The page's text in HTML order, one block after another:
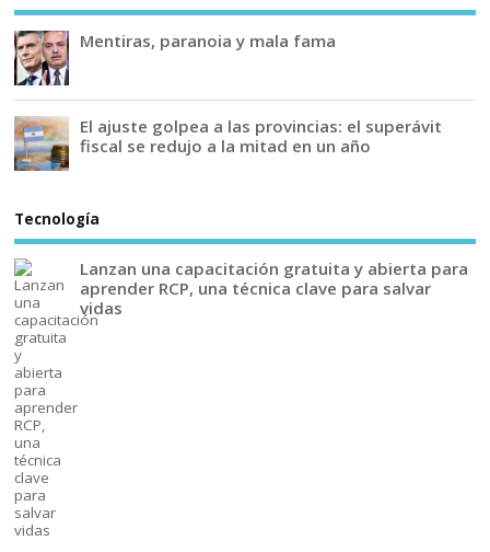
Mentiras, paranoia y mala fama
El ajuste golpea a las provincias: el superávit
fiscal se redujo a la mitad en un año
Tecnología
Lanzan una capacitación gratuita y abierta para
aprender RCP, una técnica clave para salvar
vidas